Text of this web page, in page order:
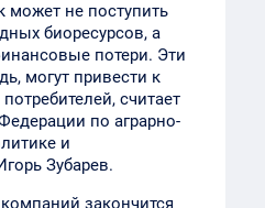
может не поступить
биоресурсов, а
потери. Эти
могут привести к
считает
по аграрно-
и
Зубарев.
закончится